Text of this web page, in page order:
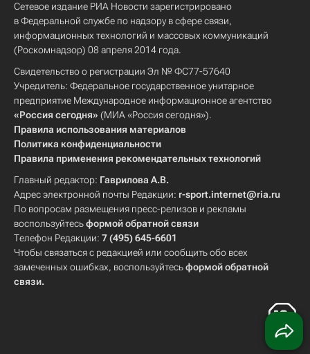
Сетевое издание РИА Новости зарегистрировано
в Федеральной службе по надзору в сфере связи,
информационных технологий и массовых коммуникаций
(Роскомнадзор) 08 апреля 2014 года.
Свидетельство о регистрации Эл № ФС77-57640
Учредитель: Федеральное государственное унитарное
предприятие Международное информационное агентство
«Россия сегодня» (МИА «Россия сегодня»).
Правила использования материалов
Политика конфиденциальности
Правила применения рекомендательных технологий
Главный редактор: Гаврилова А.В.
Адрес электронной почты Редакции: r-sport.internet@ria.ru
По вопросам размещения пресс-релизов и рекламы
воспользуйтесьформой обратной связи
Телефон Редакции: 7 (495) 645-6601
Чтобы связаться с редакцией или сообщить обо всех
замеченных ошибках, воспользуйтесьформой обратной
связи.